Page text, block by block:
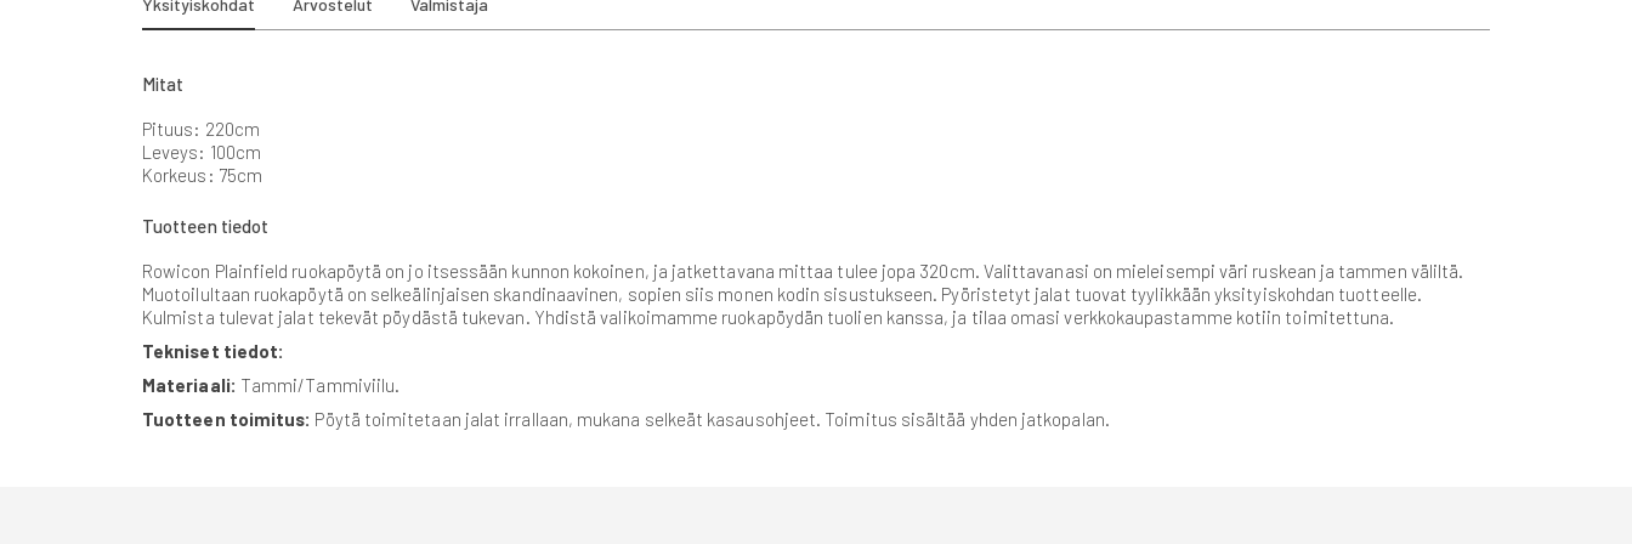
beginning
of
images
gallery
Yksityiskohdat
Mitat
Pituus: 220cm
Leveys: 100cm
Korkeus: 75cm
Tuotteen tiedot
Rowicon Plainfield ruokapöytä on jo itsessään kunnon kokoinen, ja jatkettavana mittaa tulee jopa 320cm. Valittavanasi on mieleisempi väri ruskean ja tammen väliltä.
Muotoilultaan ruokapöytä on selkeälinjaisen skandinaavinen, sopien siis monen kodin sisustukseen. Pyöristetyt jalat tuovat tyylikkään yksityiskohdan tuotteelle.
Kulmista tulevat jalat tekevät pöydästä tukevan. Yhdistä valikoimamme ruokapöydän tuolien kanssa, ja tilaa omasi verkkokaupastamme kotiin toimitettuna.
Tekniset tiedot:
Materiaali: Tammi/Tammiviilu.
Tuotteen toimitus: Pöytä toimitetaan jalat irrallaan, mukana selkeät kasausohjeet. Toimitus sisältää yhden jatkopalan.
Arvostelut Valmistaja